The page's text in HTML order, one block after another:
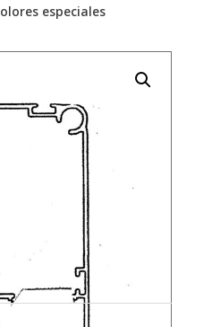
especiales